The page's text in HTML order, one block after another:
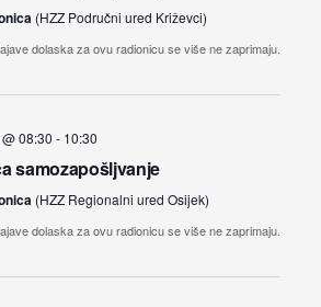
(HZZ Područni ured Križevci)
dolaska za ovu radionicu se više ne zaprimaju.
08:30 - 10:30
samozapošljvanje
(HZZ Regionalni ured Osijek)
dolaska za ovu radionicu se više ne zaprimaju.